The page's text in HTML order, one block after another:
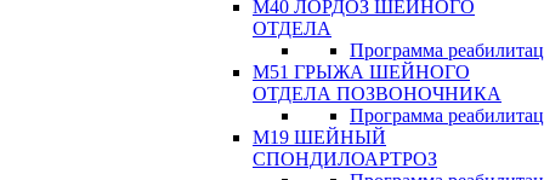
М40 ЛОРДОЗ ШЕЙНОГО
ОТДЕЛА
Программа
М51 ГРЫЖА ШЕЙНОГО
ОТДЕЛА ПОЗВОНОЧНИКА
Программа
М19 ШЕЙНЫЙ
СПОНДИЛОАРТРОЗ